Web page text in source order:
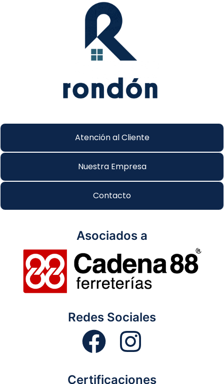
Atención al Cliente
Nuestra Empresa
Contacto
Asociados a
Redes Sociales
Certificaciones